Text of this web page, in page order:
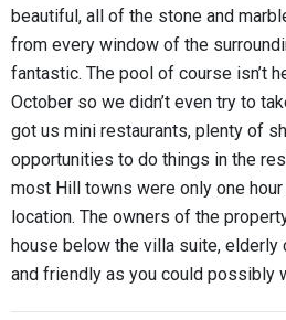
beautiful, all of the stone and
from every window of the
fantastic. The pool of course isn’t
October so we didn’t even try to
got us mini restaurants, plenty of
opportunities to do things in the
most Hill towns were only one
location. The owners of the
house below the villa suite, elderly
and friendly as you could possibly